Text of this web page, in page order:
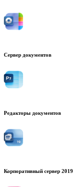
Сервер документов
Редакторы документов
Корпоративный сервер 2019